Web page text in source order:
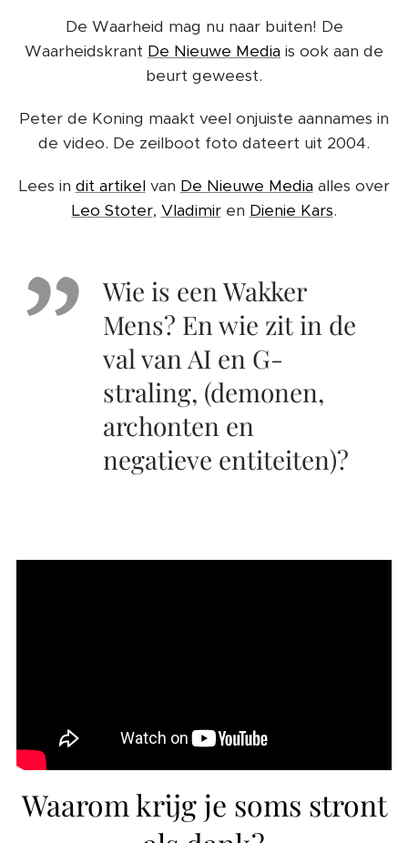
De Waarheid mag nu naar buiten! De
Waarheidskrant De Nieuwe Media is ook aan de
beurt geweest.
Peter de Koning maakt veel onjuiste aannames in
de video. De zeilboot foto dateert uit 2004.
Lees in dit artikelvan De Nieuwe Media alles over
Leo Stoter, Vladimiren Dienie Kars.
Wie is een Wakker
Mens? En wie zit in de
val van AI en G-
straling, (demonen,
archonten en
negatieve entiteiten)?
Waarom krijg je soms stront